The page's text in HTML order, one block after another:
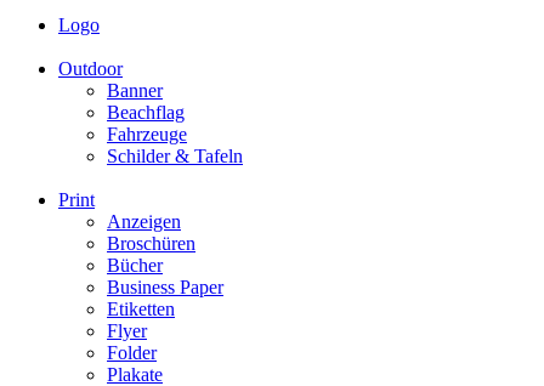
Logo
Outdoor
Banner
Beachflag
Fahrzeuge
Schilder & Tafeln
Print
Anzeigen
Broschüren
Bücher
Business Paper
Etiketten
Flyer
Folder
Plakate